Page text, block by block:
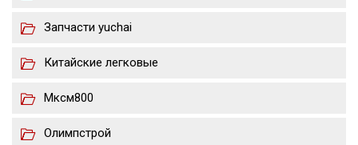
Запчасти yuchai
Китайские легковые
Мксм800
Олимпстрой